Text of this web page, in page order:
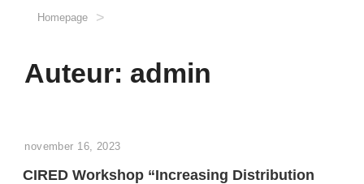
Homepage >
Auteur: admin
GEPLAATST
november 16, 2023
CIRED Workshop “Increasing Distribution